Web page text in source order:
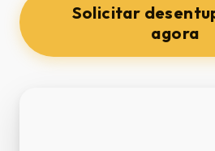
Solicitar
agora